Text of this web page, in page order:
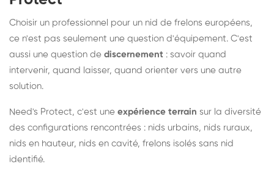
Choisir un professionnel pour un nid de frelons européens,
ce n'est pas seulement une question d'équipement. C'est
aussi une question de discernement : savoir quand
intervenir, quand laisser, quand orienter vers une autre
solution.
Need's Protect, c'est une expérience terrain sur la diversité
des configurations rencontrées : nids urbains, nids ruraux,
nids en hauteur, nids en cavité, frelons isolés sans nid
identifié.